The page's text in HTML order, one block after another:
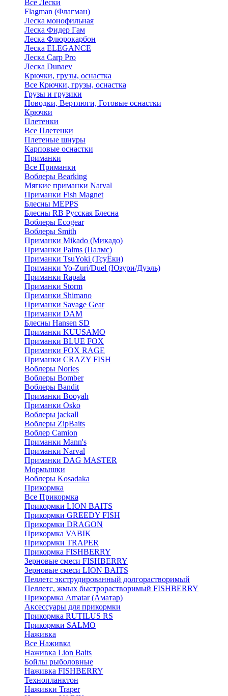
Все Лески
Flagman (Флагман)
Леска монофильная
Леска Фидер Гам
Леска Флюрокарбон
Леска ELEGANCE
Леска Carp Pro
Леска Dunaev
Крючки, грузы, оснастка
Все Крючки, грузы, оснастка
Грузы и грузики
Поводки, Вертлюги, Готовые оснастки
Крючки
Плетенки
Все Плетенки
Плетеные шнуры
Карповые оснастки
Приманки
Все Приманки
Воблеры Bearking
Мягкие приманки Narval
Приманки Fish Magnet
Блесны MEPPS
Блесны RB Русская Блесна
Воблеры Ecogear
Воблеры Smith
Приманки Mikado (Микадо)
Приманки Palms (Палмс)
Приманки TsuYoki (ТсуЁки)
Приманки Yo-Zuri/Duel (Юзури/Дуэль)
Приманки Rapala
Приманки Storm
Приманки Shimano
Приманки Savage Gear
Приманки DAM
Блесны Hansen SD
Приманки KUUSAMO
Приманки BLUE FOX
Приманки FOX RAGE
Приманки CRAZY FISH
Воблеры Nories
Воблеры Bomber
Воблеры Bandit
Приманки Booyah
Приманки Osko
Воблеры jackall
Воблеры ZipBaits
Воблер Camion
Приманки Mann's
Приманки Narval
Приманки DAG MASTER
Мормышки
Воблеры Kosadaka
Прикормка
Все Прикормка
Прикормки LION BAITS
Прикормки GREEDY FISH
Прикормки DRAGON
Прикормка VABIK
Прикормки TRAPER
Прикормка FISHBERRY
Зерновые смеси FISHBERRY
Зерновые смеси LION BAITS
Пеллетс экструдированный долгорастворимый
Пеллетс, жмых быстрорастворимый FISHBERRY
Прикормка Amatar (Аматар)
Аксессуары для прикормки
Прикормка RUTILUS RS
Прикормки SALMO
Наживка
Все Наживка
Наживка Lion Baits
Бойлы рыболовные
Наживка FISHBERRY
Технопланктон
Наживки Traper